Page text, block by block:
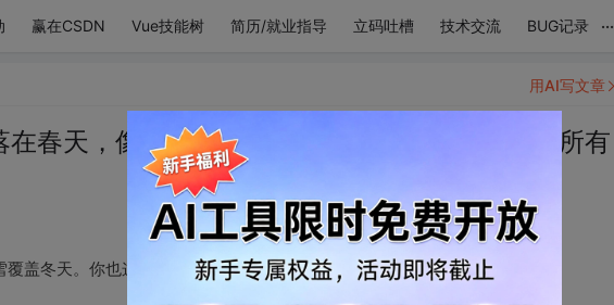
赢在CSDN Vue技能树 简历/就业指导 立码吐槽 技术交流 BUG记录 ...
春天，像大雪覆盖冬天。你也这样，点亮了我所有
盖冬天。你也这样，点亮了我所有的世界
用AI写文章